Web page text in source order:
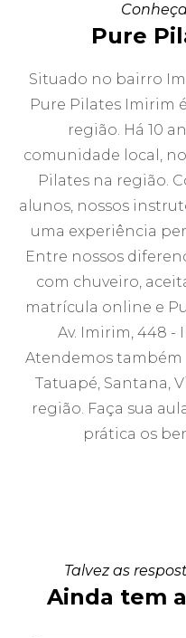
Pure
Situado no bairro
Pure Pilates Imirim
região. Há 10
comunidade local,
Pilates na região.
alunos, nossos
uma experiência
Entre nossos
com chuveiro,
matrícula online e
Av. Imirim, 448 -
Atendemos também
Tatuapé, Santana,
região. Faça sua
prática os
Talvez as
Ainda tem